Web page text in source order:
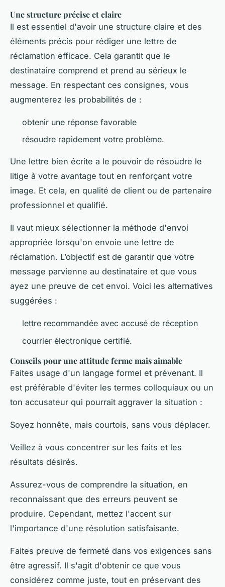
Une structure précise et claire
Il est essentiel d'avoir une structure claire et des
éléments précis pour rédiger une lettre de
réclamation efficace. Cela garantit que le
destinataire comprend et prend au sérieux le
message. En respectant ces consignes, vous
augmenterez les probabilités de :
obtenir une réponse favorable
résoudre rapidement votre problème.
Une lettre bien écrite a le pouvoir de résoudre le
litige à votre avantage tout en renforçant votre
image. Et cela, en qualité de client ou de partenaire
professionnel et qualifié.
Il vaut mieux sélectionner la méthode d'envoi
appropriée lorsqu'on envoie une lettre de
réclamation. L’objectif est de garantir que votre
message parvienne au destinataire et que vous
ayez une preuve de cet envoi. Voici les alternatives
suggérées :
lettre recommandée avec accusé de réception
courrier électronique certifié.
Conseils pour une attitude ferme mais aimable
Faites usage d'un langage formel et prévenant. Il
est préférable d'éviter les termes colloquiaux ou un
ton accusateur qui pourrait aggraver la situation :
Soyez honnête, mais courtois, sans vous déplacer.
Veillez à vous concentrer sur les faits et les
résultats désirés.
Assurez-vous de comprendre la situation, en
reconnaissant que des erreurs peuvent se
produire. Cependant, mettez l'accent sur
l'importance d'une résolution satisfaisante.
Faites preuve de fermeté dans vos exigences sans
être agressif. Il s'agit d'obtenir ce que vous
considérez comme juste, tout en préservant des